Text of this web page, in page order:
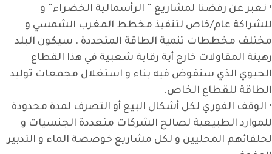
• نعبر عن رفضنا لمشاريع ” الرأسمالية الخضراء” و
للشراكة عام/خاص لتنفيذ مخطط المغرب الشمسي و
مختلف مخططات تنمية الطاقة المتجددة . سيكون البلد
رهينة المقاولات خارج أية رقابة شعبية في هذا القطاع
الحيوي الذي سنفوض فيه بناء و استغلال مجمعات توليد
الطاقة للقطاع الخاص.
• الوقف الفوري لكل أشكال البيع أو التصرف لمدة محدودة
للموارد الطبيعية لصالح الشركات متعددة الجنسيات و
لحلفائهم المحليين و لكل مشاريع خوصصة الماء و التدبير